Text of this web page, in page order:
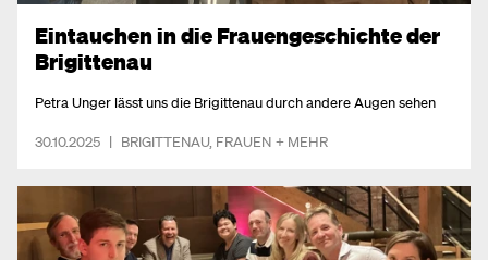
Eintauchen in die Frauengeschichte der
Brigittenau
Petra Unger lässt uns die Brigittenau durch andere Augen sehen
30.10.2025 | BRIGITTENAU, FRAUEN + MEHR